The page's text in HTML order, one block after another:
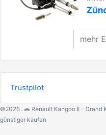
mehr
Trustpilot
©2026 : 🚗 Renault Kangoo II - Grand
günstiger kaufen